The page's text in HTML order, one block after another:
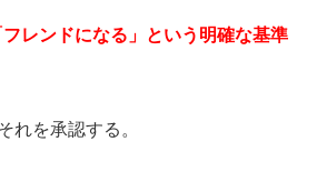
レンドになる」という明確な基準
れを承認する。